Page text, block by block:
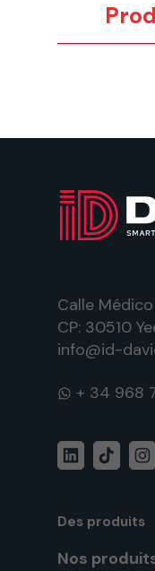
Calle
CP: 30510
info@id-
WhatsApp
LinkedInTikTok
Des produits
Nos